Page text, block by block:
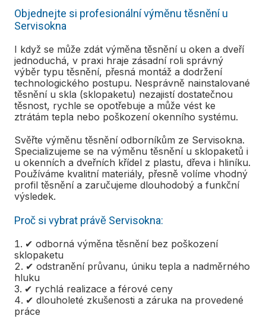
Objednejte si profesionální výměnu těsnění u
Servisokna
I když se může zdát výměna těsnění u oken a dveří
jednoduchá, v praxi hraje zásadní roli správný
výběr typu těsnění, přesná montáž a dodržení
technologického postupu. Nesprávně nainstalované
těsnění u skla (sklopaketu) nezajistí dostatečnou
těsnost, rychle se opotřebuje a může vést ke
ztrátám tepla nebo poškození okenního systému.
Svěřte výměnu těsnění odborníkům ze Servisokna.
Specializujeme se na výměnu těsnění u sklopaketů i
u okenních a dveřních křídel z plastu, dřeva i hliníku.
Používáme kvalitní materiály, přesně volíme vhodný
profil těsnění a zaručujeme dlouhodobý a funkční
výsledek.
Proč si vybrat právě Servisokna:
✔ odborná výměna těsnění bez poškození
sklopaketu
✔ odstranění průvanu, úniku tepla a nadměrného
hluku
✔ rychlá realizace a férové ceny
✔ dlouholeté zkušenosti a záruka na provedené
práce